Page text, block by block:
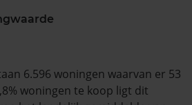
- 08:00 -18:00
6.596 woningen waarvan er 53
woningen te koop ligt dit